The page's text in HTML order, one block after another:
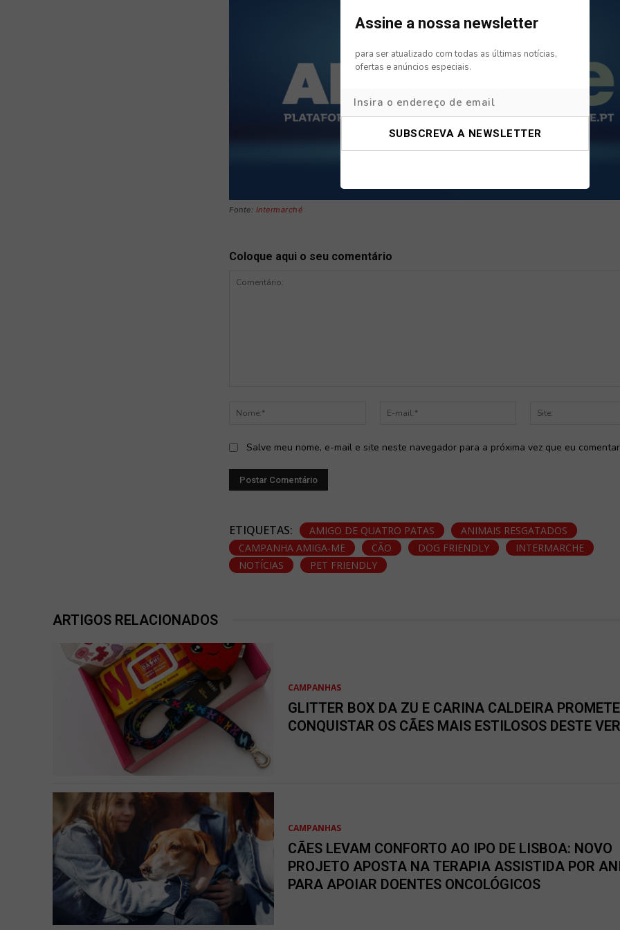
Fonte: Intermarché
Coloque aqui o seu comentário
Nome:*
Salve meu nome, e-mail e site neste navegador para a próxima vez que eu
ETIQUETAS: AMIGO DE QUATRO PATAS
ANIMAIS RESGATADOS
CAMPANHA AMIGA-ME
CÃO DOG FRIENDLY
INTERMARCHE
NOTÍCIAS
PET FRIENDLY
ARTIGOS RELACIONADOS
CAMPANHAS
GLITTER BOX DA ZU E CARINA CALDEIRA PROMETE
CONQUISTAR OS CÃES MAIS ESTILOSOS DESTE
CAMPANHAS
CÃES LEVAM CONFORTO AO IPO DE LISBOA: NOVO
PROJETO APOSTA NA TERAPIA ASSISTIDA POR
PARA APOIAR DOENTES ONCOLÓGICOS
Assine a nossa newsletter
para ser atualizado com todas as últimas notícias,
ofertas e anúncios especiais.